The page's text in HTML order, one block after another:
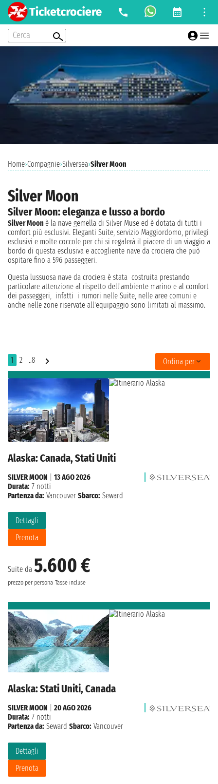
Cerca
Home›Compagnie›Silversea›Silver Moon
Silver Moon
Silver Moon: eleganza e lusso a bordo
Silver Moon è la nave gemella di Silver Muse ed è dotata di tutti i
comfort più esclusivi. Eleganti Suite, servizio Maggiordomo, privilegi
esclusivi e molte coccole per chi si regalerà il piacere di un viaggio a
bordo di questa esclusiva e accogliente nave da crociera che può
ospitare fino a 596 passeggeri.
Questa lussuosa nave da crociera è stata costruita prestando
particolare attenzione al rispetto dell'ambiente marino e al comfort
dei passeggeri, infatti i rumori nelle Suite, nelle aree comuni e
anche nelle zone riservate all'equipaggio sono limitati al massimo.
1 2 ..8 Ordina per
Alaska: Canada, Stati Uniti
Suite da 5.600 €
prezzo per persona Tasse incluse
Dettagli
Prenota
SILVER MOON
13 AGO 2026
Durata: 7 notti
Partenza da: Vancouver Sbarco: Seward
Alaska: Stati Uniti, Canada
Dettagli
Prenota
SILVER MOON
20 AGO 2026
Durata: 7 notti
Partenza da: Seward Sbarco: Vancouver